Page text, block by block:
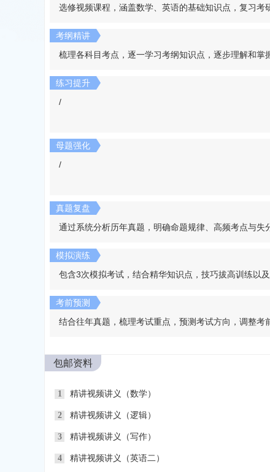
选修视频课程，涵盖数学、英语的基础知识点，复习考
考纲精讲
梳理各科目考点，逐一学习考纲知识点，逐步理解和掌
练习提升
/
母题强化
/
真题复盘
通过系统分析历年真题，明确命题规律、高频考点与失
模拟演练
包含3次模拟考试，结合精华知识点，技巧拔高训练以
考前预测
结合往年真题，梳理考试重点，预测考试方向，调整考
包邮资料
1 精讲视频讲义（数学）
2 精讲视频讲义（逻辑）
3 精讲视频讲义（写作）
4 精讲视频讲义（英语二）